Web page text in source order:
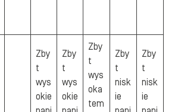
Zby
t
wys
okie
Zby
t
wys
okie
Zby
t
wys
oka
tem
Zby
t
nisk
ie
Zby
t
nisk
ie